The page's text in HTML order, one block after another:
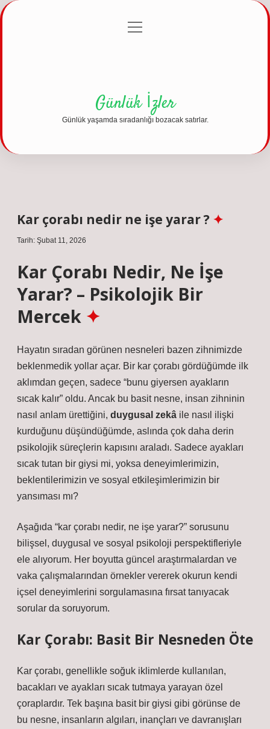
Gizlilik Politikası
menüyü
Günlük İzler
Günlük yaşamda sıradanlığı bozacak satırlar.
Kar çorabı nedir ne işe yarar ?
Tarih: Şubat 11, 2026
Kar Çorabı Nedir, Ne İşe
Yarar? – Psikolojik Bir
Mercek
Hayatın sıradan görünen nesneleri bazen zihnimizde
beklenmedik yollar açar. Bir kar çorabı gördüğümde ilk
aklımdan geçen, sadece “bunu giyersen ayakların
sıcak kalır” oldu. Ancak bu basit nesne, insan zihninin
nasıl anlam ürettiğini, duygusal zekâ ile nasıl ilişki
kurduğunu düşündüğümde, aslında çok daha derin
psikolojik süreçlerin kapısını araladı. Sadece ayakları
sıcak tutan bir giysi mi, yoksa deneyimlerimizin,
beklentilerimizin ve sosyal etkileşim lerimizin bir
yansıması mı?
Aşağıda “kar çorabı nedir, ne işe yarar?” sorusunu
bilişsel, duygusal ve sosyal psikoloji perspektifleriyle
ele alıyorum. Her boyutta güncel araştırmalardan ve
vaka çalışmalarından örnekler vererek okurun kendi
içsel deneyimlerini sorgulamasına fırsat tanıyacak
sorular da soruyorum.
Kar Çorabı: Basit Bir Nesneden Öte
Kar çorabı, genellikle soğuk iklimlerde kullanılan,
bacakları ve ayakları sıcak tutmaya yarayan özel
çoraplardır. Tek başına basit bir giysi gibi görünse de
bu nesne, insanların algıları, inançları ve davranışları